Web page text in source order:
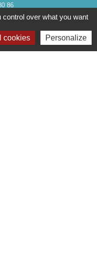
86
over what you want
cookies Personalize